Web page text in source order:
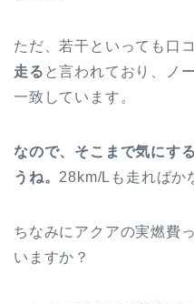
ただ、若干といっても口
走る と言われており、ノ
一致しています。
なので、そこまで気にす
うね。 28km/Lも走ればか
ちなみにアクアの実燃費
いますか？